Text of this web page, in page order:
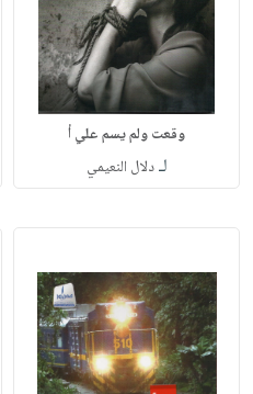
وقعت ولم يسم علي أ
لـدلال النعيمي